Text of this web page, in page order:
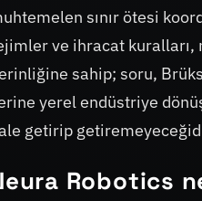
sınır ötesi
ve ihracat
sahip; soru,
yerel endüstriye
getirip
Robotics